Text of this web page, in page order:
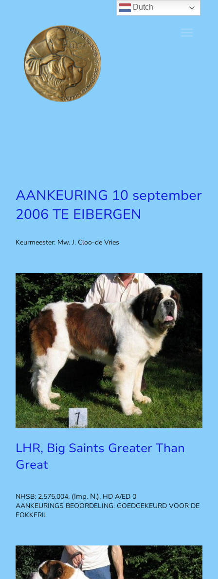
AANKEURING 10 september
2006 TE EIBERGEN
Keurmeester: Mw. J. Cloo-de Vries
LHR, Big Saints Greater Than
Great
NHSB: 2.575.004, (Imp. N.), HD A/ED 0
AANKEURINGS BEOORDELING: GOEDGEKEURD VOOR DE
FOKKERIJ
Dutch